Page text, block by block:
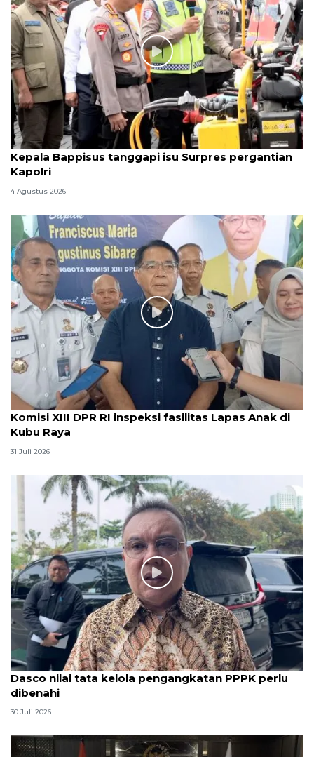
Kepala Bappisus tanggapi isu Surpres pergantian
Kapolri
4 Agustus 2026
Komisi XIII DPR RI inspeksi fasilitas Lapas Anak di
Kubu Raya
31 Juli 2026
Dasco nilai tata kelola pengangkatan PPPK perlu
dibenahi
30 Juli 2026